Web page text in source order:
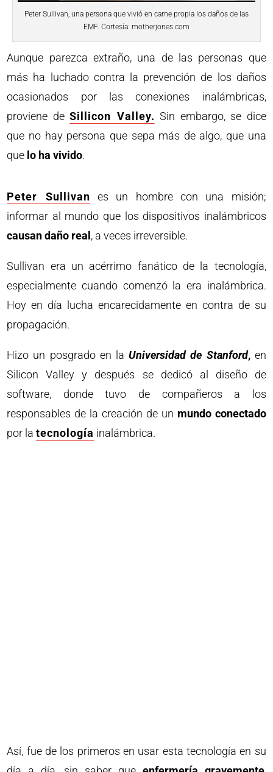
Peter Sullivan, una persona que vivió en carne propia los daños de las
EMF. Cortesía: motherjones.com
Aunque parezca extraño, una de las personas que
más ha luchado contra la prevención de los daños
ocasionados por las conexiones inalámbricas,
proviene deSillicon Valley. Sin embargo, se dice
que no hay persona que sepa más de algo, que una
que lo ha vivido.
Peter Sullivan es un hombre con una misión;
informar al mundo que los dispositivos inalámbricos
causan daño real , a veces irreversible.
Sullivan era un acérrimo fanático de la tecnología,
especialmente cuando comenzó la era inalámbrica.
Hoy en día lucha encarecidamente en contra de su
propagación.
Hizo un posgrado en laUniversidad de Stanford,en
Silicon Valley y después se dedicó al diseño de
software, donde tuvo de compañeros a los
responsables de la creación de un mundo conectado
por latecnología inalámbrica.
Así, fue de los primeros en usar esta tecnología en su